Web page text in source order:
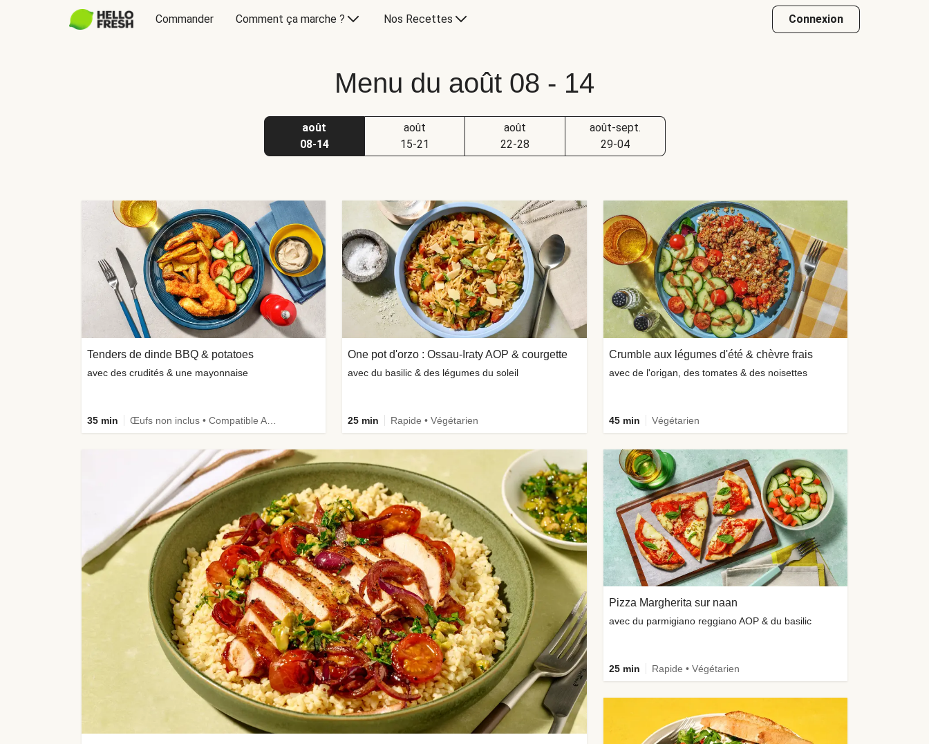
Commander Comment ça marche ? Nos Recettes Connexion
Menu du août 08 - 14
août
08-14
août
15-21
août
22-28
août-sept.
29-04
Tenders de dinde BBQ & potatoes
avec des crudités & une mayonnaise
35 min
One pot d'orzo : Ossau-Iraty AOP & courgette
avec du basilic & des légumes du soleil
25 min Rapide • Végétarien
Crumble aux légumes d'été & chèvre frais
avec de l'origan, des tomates & des noisettes
45 min Végétarien
Pizza Margherita sur naan
avec du parmigiano reggiano AOP & du basilic
25 min Rapide • Végétarien